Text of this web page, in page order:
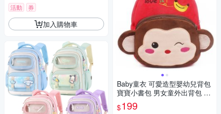
活動 券
加入購物車
Baby童衣 可愛造型嬰幼兒背包
寶寶小書包 男女童外出背包 86
011
$199